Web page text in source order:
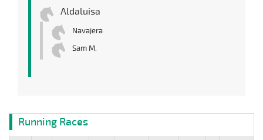
Aldaluisa
Navajera
Sam M.
Running Races